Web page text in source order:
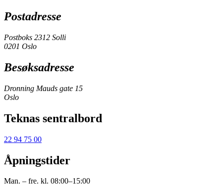
Postadresse
Postboks 2312 Solli
0201 Oslo
Besøksadresse
Dronning Mauds gate 15
Oslo
Teknas sentralbord
22 94 75 00
Åpningstider
Man. – fre. kl. 08:00–15:00